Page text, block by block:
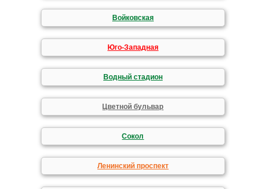
Войковская
Юго-Западная
Водный стадион
Цветной бульвар
Сокол
Ленинский проспект